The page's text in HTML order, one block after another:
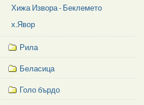
Хижа Извора - Беклемето
х.Явор
Рила
Беласица
Голо бърдо